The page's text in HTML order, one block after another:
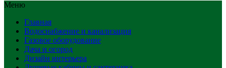
Меню
Главная
Водоснабжение и канализация
Газовое оборудование
Дача и огород
Дизайн интерьера